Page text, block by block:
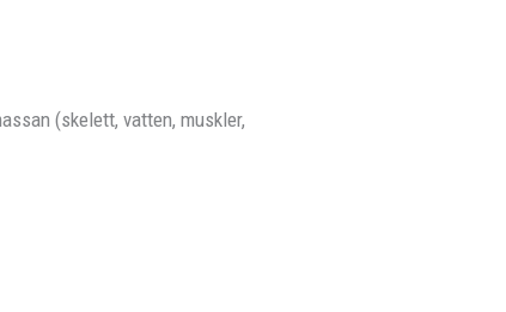
(skelett, vatten, muskler,